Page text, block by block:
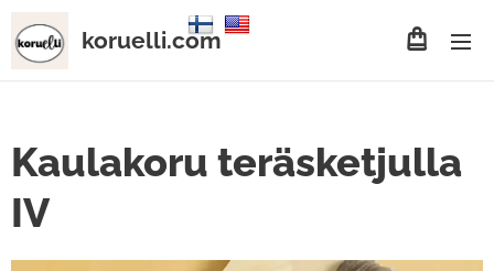
koruelli.com
Kaulakoru teräsketjulla
IV